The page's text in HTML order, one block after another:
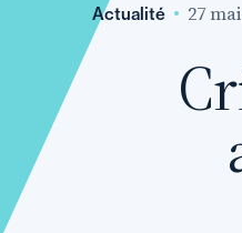
Actualité 27